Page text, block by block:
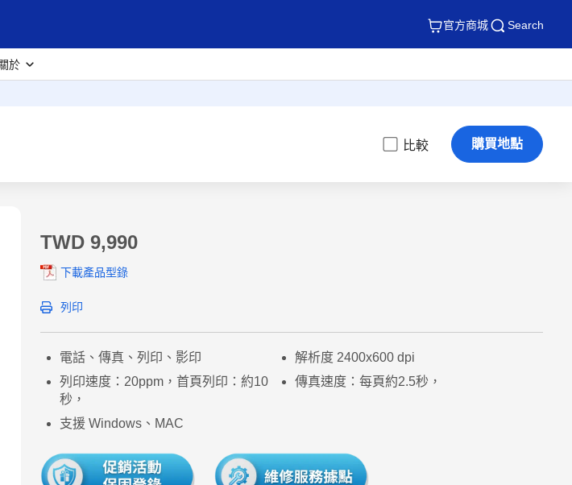
官方商城 Search
關於
比較 購買地點
TWD 9,990
下載產品型錄
列印
電話、傳真、列印、影印
解析度 2400x600 dpi
列印速度：20ppm，首頁列印：約10
秒，
傳真速度：每頁約2.5秒，
支援 Windows、MAC